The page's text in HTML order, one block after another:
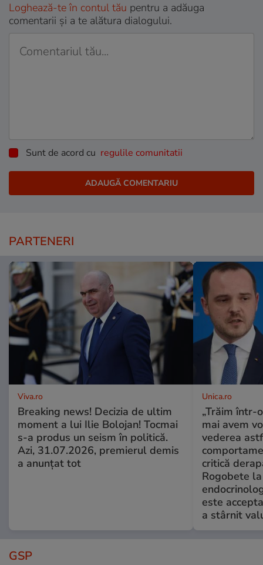
Loghează-te în contul tău pentru a adăuga
comentarii și a te alătura dialogului.
Sunt de acord cu regulile comunitatii
PARTENERI
Viva.ro
Breaking news! Decizia de ultim
moment a lui Ilie Bolojan! Tocmai
s-a produs un seism în politică.
Azi, 31.07.2026, premierul demis
a anunțat tot
Unica.ro
„Trăim într-
mai avem
vederea
critică
Rogobete
este
a stârnit
GSP